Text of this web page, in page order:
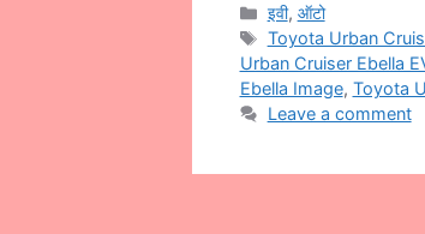
Categories
इवी, ऑटो
Tags
Toyota Urban
Urban Cruiser Ebella
Ebella Image, Toyota
Leave a comment